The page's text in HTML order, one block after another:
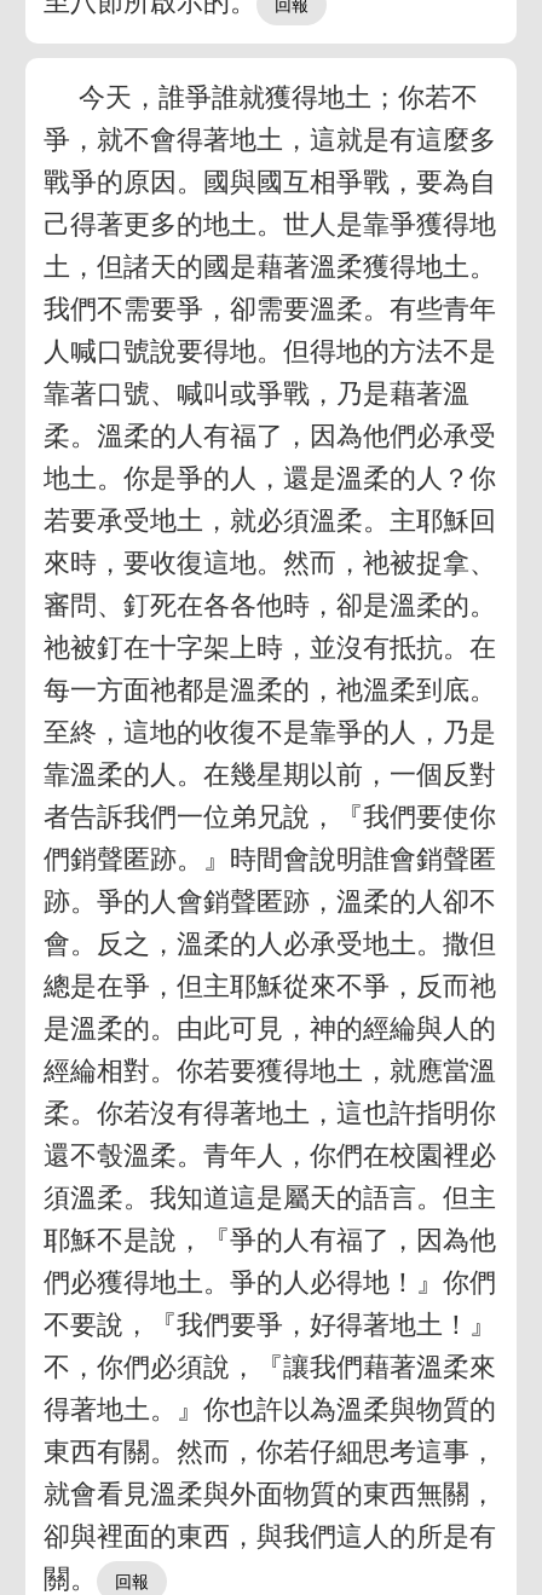
今天，誰爭誰就獲得地土；你若不
爭，就不會得著地土，這就是有這麼多
戰爭的原因。國與國互相爭戰，要為自
己得著更多的地土。世人是靠爭獲得地
土，但諸天的國是藉著溫柔獲得地土。
我們不需要爭，卻需要溫柔。有些青年
人喊口號說要得地。但得地的方法不是
靠著口號、喊叫或爭戰，乃是藉著溫
柔。溫柔的人有福了，因為他們必承受
地土。你是爭的人，還是溫柔的人？你
若要承受地土，就必須溫柔。主耶穌回
來時，要收復這地。然而，祂被捉拿、
審問、釘死在各各他時，卻是溫柔的。
祂被釘在十字架上時，並沒有抵抗。在
每一方面祂都是溫柔的，祂溫柔到底。
至終，這地的收復不是靠爭的人，乃是
靠溫柔的人。在幾星期以前，一個反對
者告訴我們一位弟兄說，『我們要使你
們銷聲匿跡。』時間會說明誰會銷聲匿
跡。爭的人會銷聲匿跡，溫柔的人卻不
會。反之，溫柔的人必承受地土。撒但
總是在爭，但主耶穌從來不爭，反而祂
是溫柔的。由此可見，神的經綸與人的
經綸相對。你若要獲得地土，就應當溫
柔。你若沒有得著地土，這也許指明你
還不彀溫柔。青年人，你們在校園裡必
須溫柔。我知道這是屬天的語言。但主
耶穌不是說，『爭的人有福了，因為他
們必獲得地土。爭的人必得地！』你們
不要說，『我們要爭，好得著地土！』
不，你們必須說，『讓我們藉著溫柔來
得著地土。』你也許以為溫柔與物質的
東西有關。然而，你若仔細思考這事，
就會看見溫柔與外面物質的東西無關，
卻與裡面的東西，與我們這人的所是有
關。